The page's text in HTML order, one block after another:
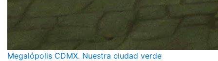
Megalópolis CDMX. Nuestra ciudad verde